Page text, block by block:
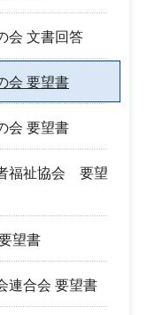
会 文書回答
会 要望書
会 要望書
福祉協会 要望
望書
連合会 要望書